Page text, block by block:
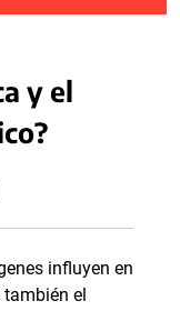
y el
influyen en
el